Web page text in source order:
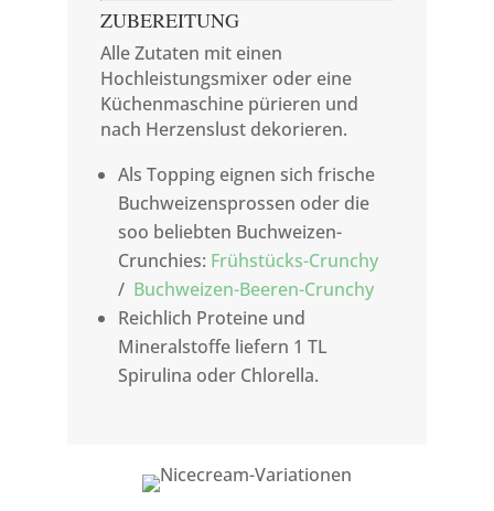
ZUBEREITUNG
Alle Zutaten mit einen
Hochleistungsmixer oder eine
Küchenmaschine pürieren und
nach Herzenslust dekorieren.
Als Topping eignen sich frische
Buchweizensprossen oder die
soo beliebten Buchweizen-
Crunchies: Frühstücks-Crunchy
/ Buchweizen-Beeren-Crunchy
Reichlich Proteine und
Mineralstoffe liefern 1 TL
Spirulina oder Chlorella.